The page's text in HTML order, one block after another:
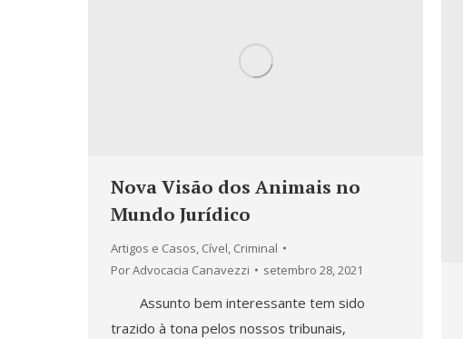
Nova Visão dos Animais no
Mundo Jurídico
Artigos e Casos, Cível, Criminal
PorAdvocacia Canavezzi setembro 28, 2021
Assunto bem interessante tem sido
trazido à tona pelos nossos tribunais,